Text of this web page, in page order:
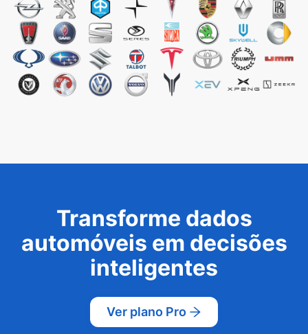
Transforme dados
automóveis em decisões
inteligentes
Ver plano Pro